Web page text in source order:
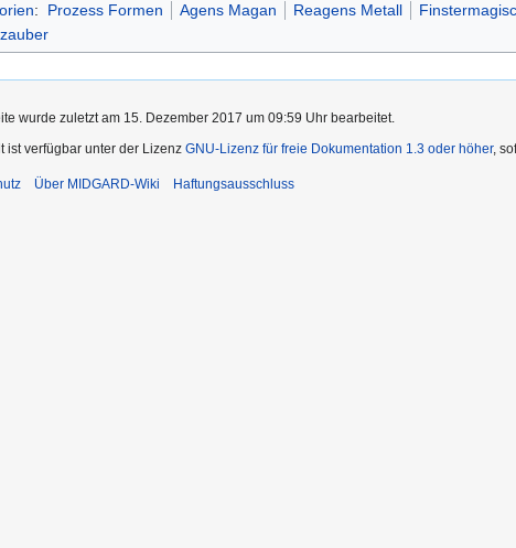
: Prozess Formen Agens Magan Reagens Metall
wurde zuletzt am 15. Dezember 2017 um 09:59 Uhr bearbeitet.
ist verfügbar unter der Lizenz GNU-Lizenz für freie Dokumentation 1.3 oder höher,
Über MIDGARD-Wiki Haftungsausschluss